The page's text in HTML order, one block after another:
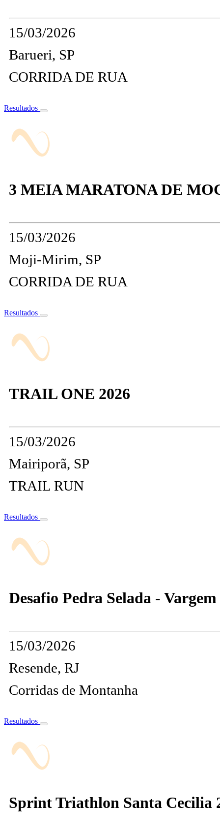
15/03/2026
Barueri, SP
CORRIDA DE RUA
Resultados
3 MEIA MARATONA DE
15/03/2026
Moji-Mirim, SP
CORRIDA DE RUA
Resultados
TRAIL ONE 2026
15/03/2026
Mairiporã, SP
TRAIL RUN
Resultados
Desafio Pedra Selada -
15/03/2026
Resende, RJ
Corridas de Montanha
Resultados
Sprint Triathlon Santa Cecilia